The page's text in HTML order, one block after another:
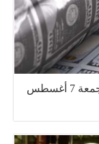
سعر الدولار مقابل الجنيه المصري اليوم الجمعة 7 أغسطس